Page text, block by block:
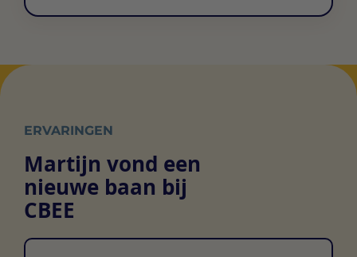
ERVARINGEN
Martijn vond een
nieuwe baan bij
CBEE